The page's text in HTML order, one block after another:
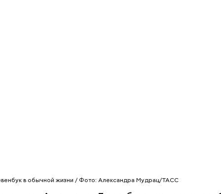
в обычной жизни / Фото: Александра Мудрац/ТАСС
тем, кому тяжело, нищим, в том числе,